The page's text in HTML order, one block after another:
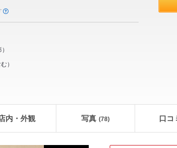
）
）
内・外観 写真 (78) 口コ